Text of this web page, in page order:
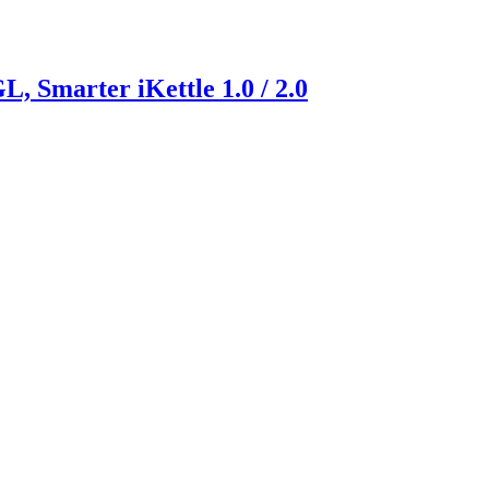
Smarter iKettle 1.0 / 2.0